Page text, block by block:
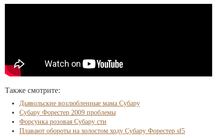
Также смотрите:
Дьявольские возлюбленные мама Субару
Субару Форестер 2009 проблемы
Форсунка розовая Субару сти
Плавают обороты на холостом ходу Субару Форестер sf5